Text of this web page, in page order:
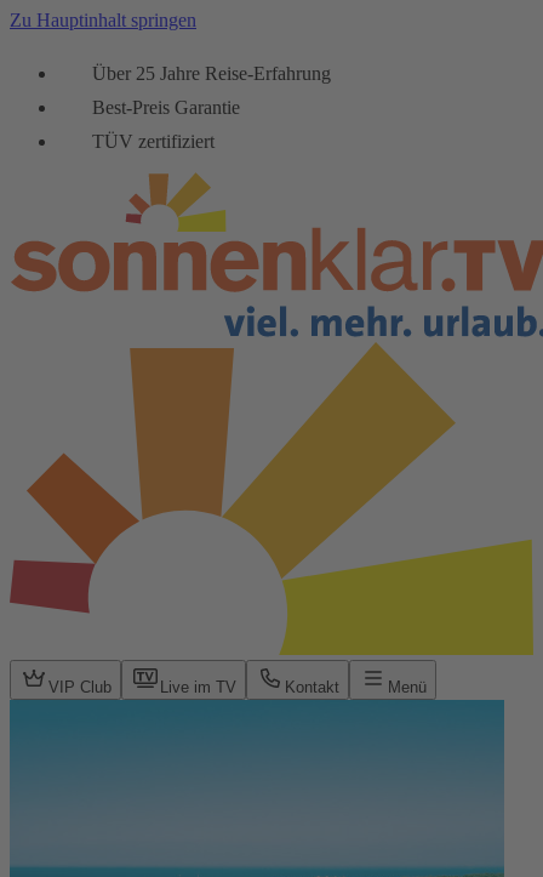
Zu Hauptinhalt springen
Über 25 Jahre Reise-Erfahrung
Best-Preis Garantie
TÜV zertifiziert
VIP Club Live im TV Kontakt Menü